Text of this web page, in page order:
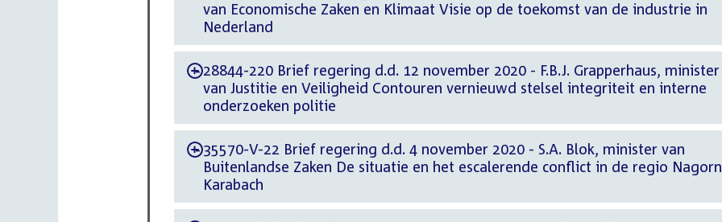
van Economische Zaken en Klimaat Visie op de toekomst van de industrie in
Nederland
-28844-220 Brief regering d.d. 12 november 2020 - F.B.J. Grapperhaus, minister
van Justitie en Veiligheid Contouren vernieuwd stelsel integriteit en interne
onderzoeken politie
-35570-V-22 Brief regering d.d. 4 november 2020 - S.A. Blok, minister van
Buitenlandse Zaken De situatie en het escalerende conflict in de regio
Karabach